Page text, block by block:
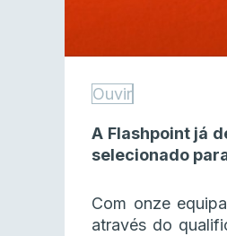
Ouvir
A Flashpoint já
selecionado
Com onze
através do